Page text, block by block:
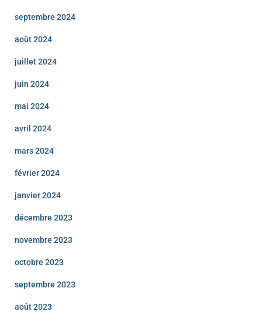
septembre 2024
août 2024
juillet 2024
juin 2024
mai 2024
avril 2024
mars 2024
février 2024
janvier 2024
décembre 2023
novembre 2023
octobre 2023
septembre 2023
août 2023